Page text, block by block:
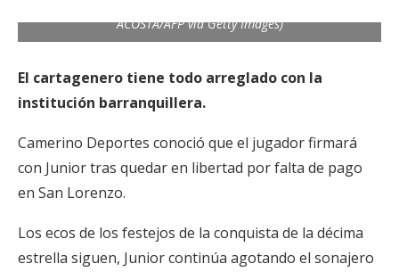
ACOSTA/AFP via Getty Images)
El cartagenero tiene todo arreglado con la
institución barranquillera.
Camerino Deportes conoció que el jugador firmará
con Junior tras quedar en libertad por falta de pago
en San Lorenzo.
Los ecos de los festejos de la conquista de la décima
estrella siguen, Junior continúa agotando el sonajero